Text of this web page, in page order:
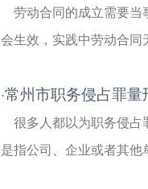
劳动合同的成立需要当
会生效，实践中劳动合同
·常州市职务侵占罪量
很多人都以为职务侵占
是指公司、企业或者其他